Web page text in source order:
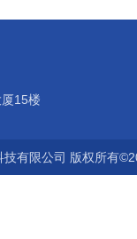
15楼
技有限公司 版权所有